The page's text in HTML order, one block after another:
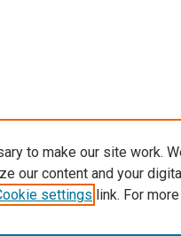
to make our site work.
our content and your
settings link. For